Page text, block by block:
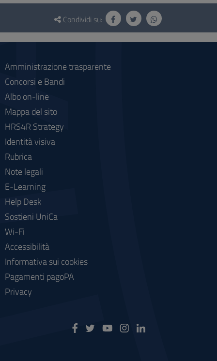
Questionario
social
Condividi su:
Amministrazione trasparente
Concorsi e Bandi
Albo on-line
Mappa del sito
HRS4R Strategy
Identità visiva
Rubrica
Note legali
E-Learning
Help Desk
Sostieni UniCa
Wi-Fi
Accessibilità
Informativa sui cookies
Pagamenti pagoPA
Privacy